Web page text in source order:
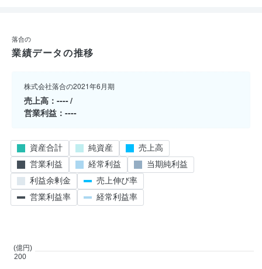
落合の
業績データの推移
株式会社落合の2021年6月期
売上高
----
営業利益
----
(億円)
200
資産合計 純資産
売上高
営業利益
経常利益
当期純利益
利益余剰金
売上伸び率
営業利益率
経常利益率